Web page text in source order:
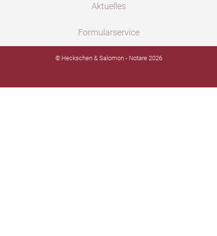
Aktuelles
Formularservice
© Heckschen & Salomon - Notare 2026